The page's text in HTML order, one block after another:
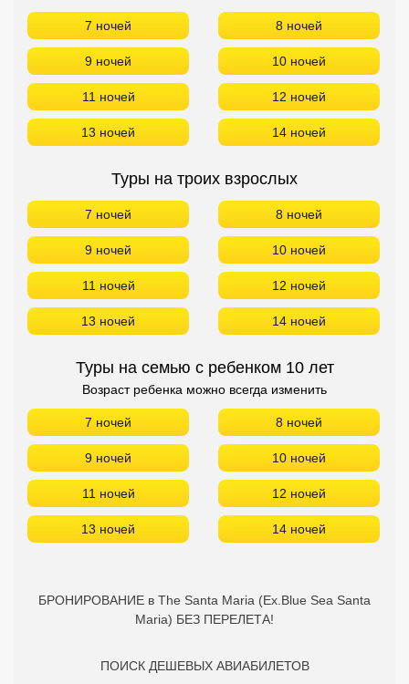
7 ночей 8 ночей
9 ночей 10 ночей
11 ночей 12 ночей
13 ночей 14 ночей
Туры на троих взрослых
7 ночей 8 ночей
9 ночей 10 ночей
11 ночей 12 ночей
13 ночей 14 ночей
Туры на семью с ребенком 10 лет
Возраст ребенка можно всегда изменить
7 ночей 8 ночей
9 ночей 10 ночей
11 ночей 12 ночей
13 ночей 14 ночей
БРОНИРОВАНИЕ в The Santa Maria (Ex.Blue Sea Santa
Maria) БЕЗ ПЕРЕЛЕТА!
ПОИСК ДЕШЕВЫХ АВИАБИЛЕТОВ